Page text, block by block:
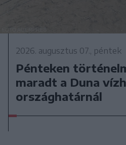
2026. augusztus 07., péntek
Pénteken
maradt a Duna
országhatárnál